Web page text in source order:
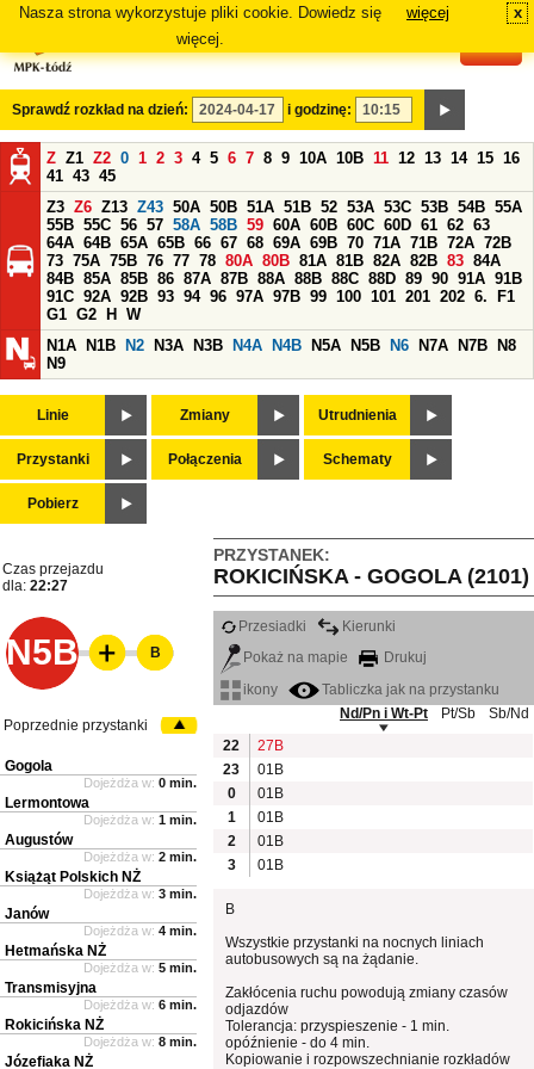
Nasza strona wykorzystuje pliki cookie. Dowiedz się
więcej.
więcej x
Sprawdź rozkład na dzień: i godzinę:
Z Z1 Z2 0 1 2 3 4 5 6 7 8 9 10A 10B 11 12 13 14 15 16
41 43 45
Z3 Z6 Z13 Z43 50A 50B 51A 51B 52 53A 53C 53B 54B 55A
55B 55C 56 57 58A 58B 59 60A 60B 60C 60D 61 62 63
64A 64B 65A 65B 66 67 68 69A 69B 70 71A 71B 72A 72B
73 75A 75B 76 77 78 80A 80B 81A 81B 82A 82B 83 84A
84B 85A 85B 86 87A 87B 88A 88B 88C 88D 89 90 91A 91B
91C 92A 92B 93 94 96 97A 97B 99 100 101 201 202 6.
F1
G1 G2 H
W
N1A
N1B N2 N3A N3B N4A N4B N5A N5B N6 N7A N7B
N8
N9
Linie Zmiany Utrudnienia
Przystanki Połączenia Schematy
Pobierz
PRZYSTANEK:
ROKICIŃSKA - GOGOLA (2101)
Czas przejazdu
dla: 22:27
N5B
Przesiadki
Kierunki
Pokaż na mapie
Drukuj
ikony
Tabliczka jak na przystanku
Nd/Pn i Wt-Pt
Pt/Sb
Sb/Nd
22
27B
23
01B
0
01B
1
01B
2
01B
3
01B
B
Wszystkie przystanki na nocnych liniach
autobusowych są na żądanie.
Zakłócenia ruchu powodują zmiany czasów
odjazdów
Tolerancja: przyspieszenie - 1 min.
opóźnienie - do 4 min.
Kopiowanie i rozpowszechnianie rozkładów
B
Poprzednie przystanki
Gogola
Dojeżdża w: 0 min.
Lermontowa
Dojeżdża w: 1 min.
Augustów
Dojeżdża w: 2 min.
Książąt Polskich NŻ
Dojeżdża w: 3 min.
Janów
Dojeżdża w: 4 min.
Hetmańska NŻ
Dojeżdża w: 5 min.
Transmisyjna
Dojeżdża w: 6 min.
Rokicińska NŻ
Dojeżdża w: 8 min.
Józefiaka NŻ